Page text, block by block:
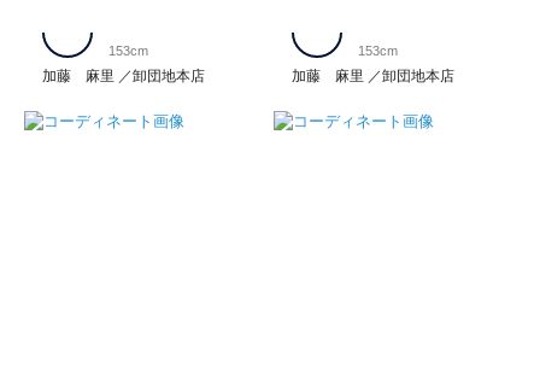
加藤 麻里 卸団地本店
153cm
加藤 麻里 卸団地本店
153cm